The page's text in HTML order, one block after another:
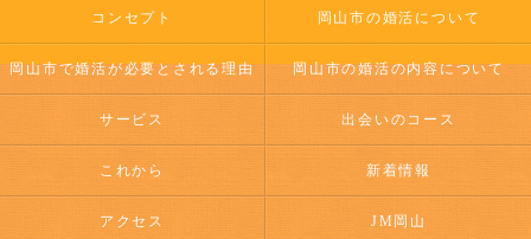
コンセプト 岡山市の婚活について
岡山市で婚活が必要とされる理由 岡山市の婚活の内容について
サービス 出会いのコース
これから 新着情報
アクセス JM岡山